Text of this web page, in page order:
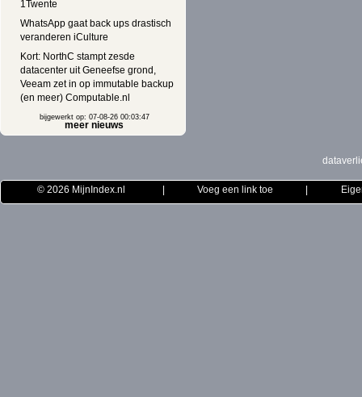
1Twente
WhatsApp gaat back ups drastisch
veranderen iCulture
Kort: NorthC stampt zesde
datacenter uit Geneefse grond,
Veeam zet in op immutable backup
(en meer) Computable.nl
bijgewerkt op: 07-08-26 00:03:47
meer nieuws
© 2026 MijnIndex.nl Voeg een link toe